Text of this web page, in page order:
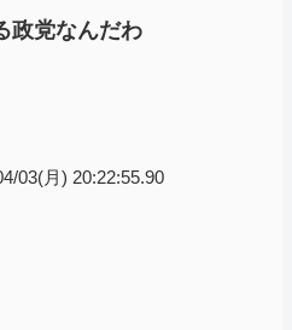
政党なんだわ
03(月) 20:22:55.90